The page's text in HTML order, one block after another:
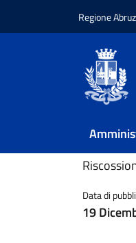
Regione
Home /
Data di
19